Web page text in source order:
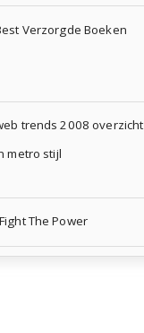
Verzorgde Boeken
trends 2008 overzicht
metro stijl
The Power